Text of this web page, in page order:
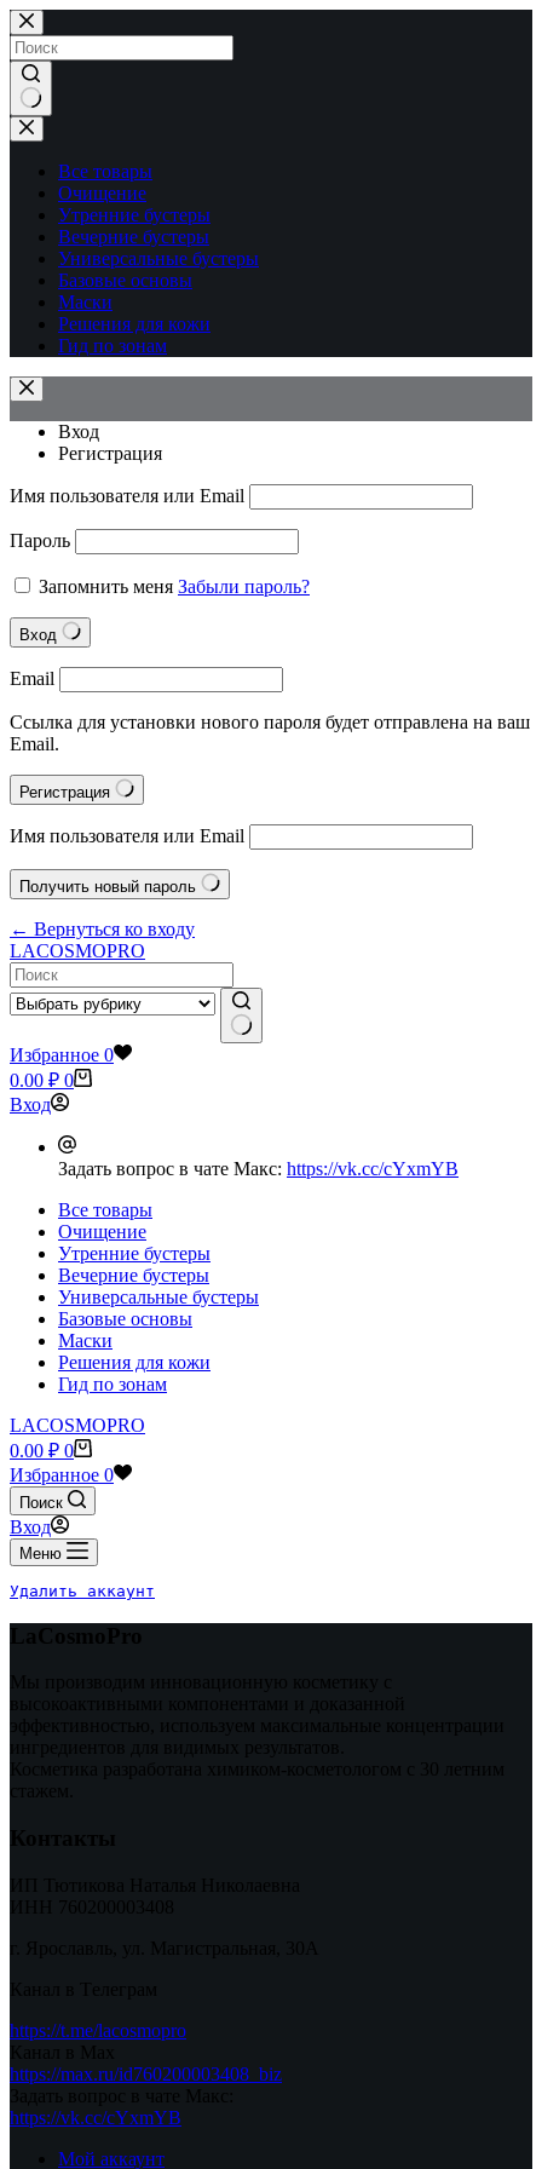
Перейти
к
сути
Ничего
не
найденоВсе товары
Очищение
Утренние бустеры
Вечерние бустеры
Универсальные бустеры
Базовые основы
Маски
Решения для кожи
Гид по зонам
Вход
Регистрация
Имя пользователя или Email
Пароль
Запомнить меня Забыли пароль?
Вход
Email
Ссылка для установки нового пароля будет отправлена на ваш
Email.
Регистрация
Имя пользователя или Email
Получить новый пароль
← Вернуться ко входу
LACOSMOPRO
Ничего
не
найдено
Избранное 0
Корзина
0.00 ₽ 0
Вход
Задать вопрос в чате Макс: https://vk.cc/cYxmYB
Все товары
Очищение
Утренние бустеры
Вечерние бустеры
Универсальные бустеры
Базовые основы
Маски
Решения для кожи
Гид по зонам
LACOSMOPRO
Корзина
0.00 ₽ 0
Избранное 0
Поиск
Вход
Меню
Удалить аккаунт
LaCosmoPro
Мы производим инновационную косметику с
высокоактивными компонентами и доказанной
эффективностью, используем максимальные концентрации
ингредиентов для видимых результатов.
Косметика разработана химиком-косметологом с 30 летним
стажем.
Контакты
ИП Тютикова Наталья Николаевна
ИНН 760200003408
г. Ярославль, ул. Магистральная, 30А
Канал в Tелеграм
https://t.me/lacosmopro
Канал в Max
https://max.ru/id760200003408_biz
Задать вопрос в чате Макс:
https://vk.cc/cYxmYB
Мой аккаунт